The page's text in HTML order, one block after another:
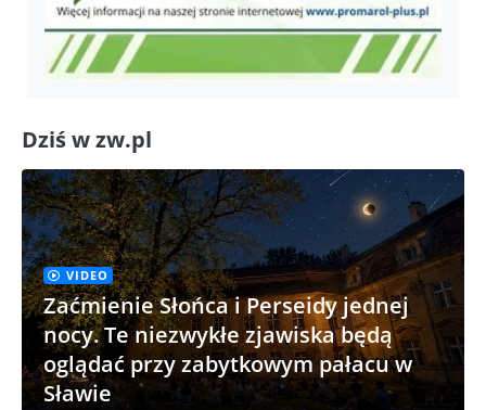
Dziś w zw.pl
VIDEO
Zaćmienie Słońca i Perseidy jednej
nocy. Te niezwykłe zjawiska będą
oglądać przy zabytkowym pałacu w
Sławie